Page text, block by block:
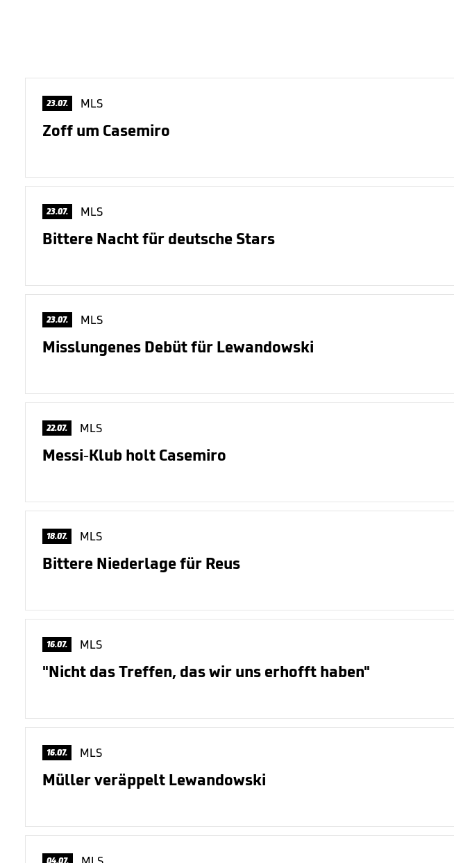
23.07. MLS
Zoff um Casemiro
23.07. MLS
Bittere Nacht für deutsche Stars
23.07. MLS
Misslungenes Debüt für Lewandowski
22.07. MLS
Messi-Klub holt Casemiro
18.07. MLS
Bittere Niederlage für Reus
16.07. MLS
"Nicht das Treffen, das wir uns erhofft haben"
16.07. MLS
Müller veräppelt Lewandowski
04.07.